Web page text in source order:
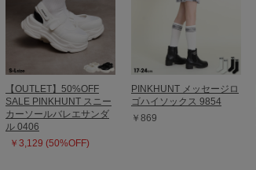
【OUTLET】50%OFF
SALE PINKHUNT スニー
カーソールバレエサンダ
ル 0406
￥3,129 (50%OFF)
PINKHUNT メッセージロ
ゴハイソックス 9854
￥869